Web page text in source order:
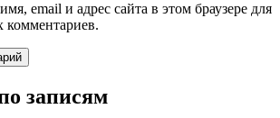
email и адрес сайта в этом браузере для
записям